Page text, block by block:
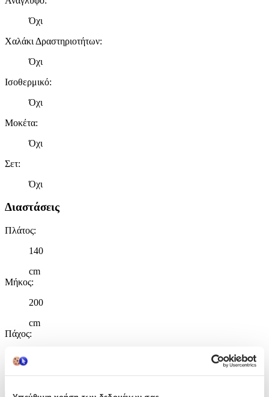
Όχι
Χαλάκι Δραστηριοτήτων:
Όχι
Ισοθερμικό:
Όχι
Μοκέτα:
Όχι
Σετ:
Όχι
Διαστάσεις
Πλάτος:
140
cm
Μήκος:
200
cm
Πάχος:
mm